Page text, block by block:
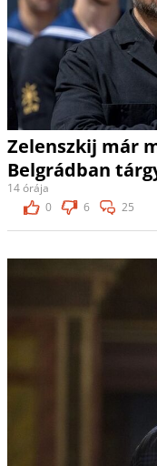
Zelenszkij már
Belgrádban
14 órája
0
6 25